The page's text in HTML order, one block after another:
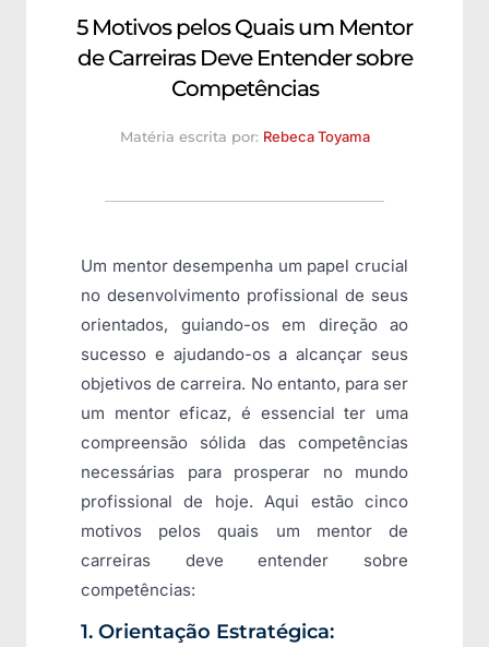
5 Motivos pelos Quais um Mentor
de Carreiras Deve Entender sobre
Competências
Matéria escrita por: Rebeca Toyama
Um mentor desempenha um papel crucial
no desenvolvimento profissional de seus
orientados, guiando-os em direção ao
sucesso e ajudando-os a alcançar seus
objetivos de carreira. No entanto, para ser
um mentor eficaz, é essencial ter uma
compreensão sólida das competências
necessárias para prosperar no mundo
profissional de hoje. Aqui estão cinco
motivos pelos quais um mentor de
carreiras deve entender sobre
competências:
1. Orientação Estratégica: